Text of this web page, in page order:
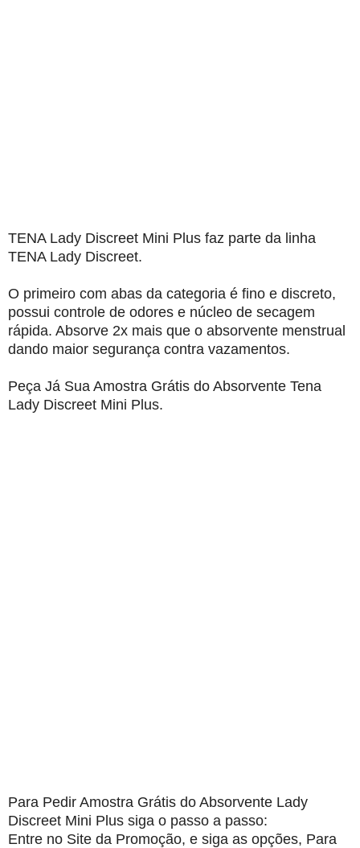
TENA Lady Discreet Mini Plus faz parte da linha
TENA Lady Discreet.
O primeiro com abas da categoria é fino e discreto,
possui controle de odores e núcleo de secagem
rápida. Absorve 2x mais que o absorvente menstrual
dando maior segurança contra vazamentos.
Peça Já Sua Amostra Grátis do Absorvente Tena
Lady Discreet Mini Plus.
Para Pedir Amostra Grátis do Absorvente Lady
Discreet Mini Plus siga o passo a passo:
Entre no Site da Promoção, e siga as opções, Para